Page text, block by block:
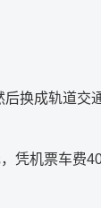
换成轨道交
凭机票车费40